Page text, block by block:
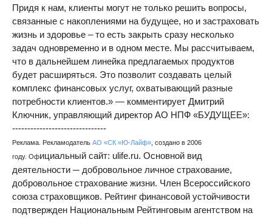
Придя к нам, клиенты могут не только решить вопросы,
связанные с накоплениями на будущее, но и застраховать
жизнь и здоровье – то есть закрыть сразу несколько
задач одновременно и в одном месте. Мы рассчитываем,
что в дальнейшем линейка предлагаемых продуктов
будет расширяться. Это позволит создавать целый
комплекс финансовых услуг, охватывающий разные
потребности клиентов.» — комментирует Дмитрий
Ключник, управляющий директор АО НПФ «БУДУЩЕЕ»:
-------------------------------
Реклама. Рекламодатель АО «СК «Ю-Лайф» , создано в 2006
году. Официальный сайт: ulife.ru. Основной вид
деятельности ─ добровольное личное страхование,
добровольное страхование жизни. Член Всероссийского
союза страховщиков. Рейтинг финансовой устойчивости
подтвержден Национальным Рейтинговым агентством на